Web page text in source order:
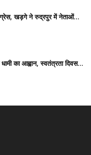
खड़गे ने रुद्रपुर में नेताओं...
का आह्वान, स्वतंत्रता दिवस...